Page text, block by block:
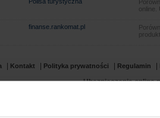
finanse.rankomat.pl
Kontakt Polityka prywatności Regulamin
Ubezpieczenia